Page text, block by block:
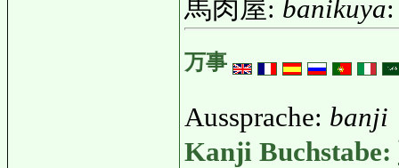
馬肉屋: banikuya
万事
Aussprache: banji
Kanji Buchstabe: